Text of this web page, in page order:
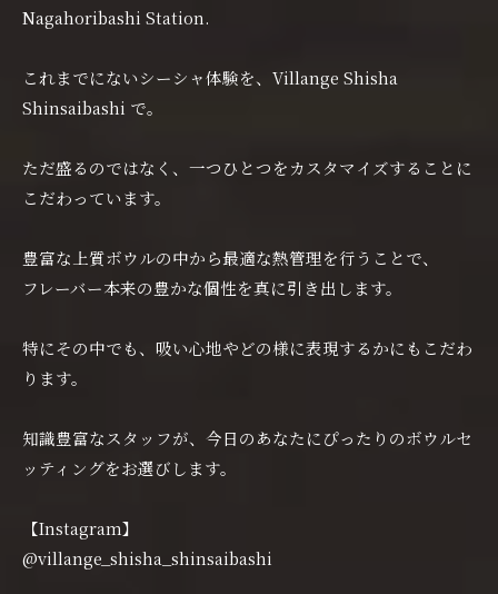
Nagahoribashi Station.
これまでにないシーシャ体験を、Villange Shisha
Shinsaibashi で。
ただ盛るのではなく、一つひとつをカスタマイズすることに
こだわっています。
豊富な上質ボウルの中から最適な熱管理を行うことで、
フレーバー本来の豊かな個性を真に引き出します。
特にその中でも、吸い心地やどの様に表現するかにもこだわ
ります。
知識豊富なスタッフが、今日のあなたにぴったりのボウルセ
ッティングをお選びします。
【Instagram】
@villange_shisha_shinsaibashi